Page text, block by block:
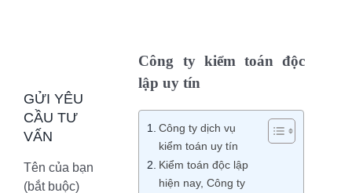
Công ty kiểm toán độc
lập uy tín
Công ty dịch vụ
kiểm toán uy tín
Kiểm toán độc lập
hiện nay, Công ty
GỬI YÊU
CẦU TƯ
VẤN
Tên của bạn
(bắt buộc)